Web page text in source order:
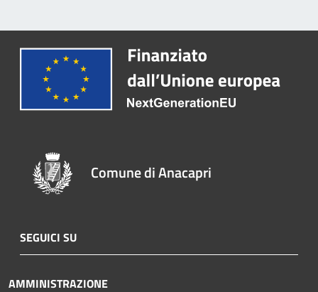
Comune di Anacapri
SEGUICI SU
AMMINISTRAZIONE